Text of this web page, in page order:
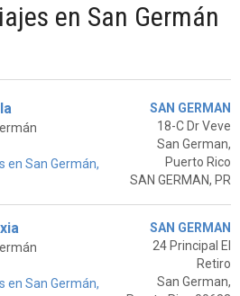
en San Germán
en San Germán,
SAN GERMAN
18-C Dr Veve
San German,
Puerto Rico
SAN GERMAN, PR
en San Germán,
SAN GERMAN
24 Principal El
Retiro
San German,